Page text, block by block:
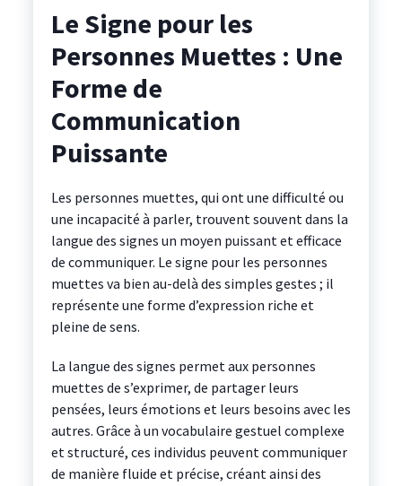
Le Signe pour les
Personnes Muettes : Une
Forme de
Communication
Puissante
Les personnes muettes, qui ont une difficulté ou
une incapacité à parler, trouvent souvent dans la
langue des signes un moyen puissant et efficace
de communiquer. Le signe pour les personnes
muettes va bien au-delà des simples gestes ; il
représente une forme d’expression riche et
pleine de sens.
La langue des signes permet aux personnes
muettes de s’exprimer, de partager leurs
pensées, leurs émotions et leurs besoins avec les
autres. Grâce à un vocabulaire gestuel complexe
et structuré, ces individus peuvent communiquer
de manière fluide et précise, créant ainsi des